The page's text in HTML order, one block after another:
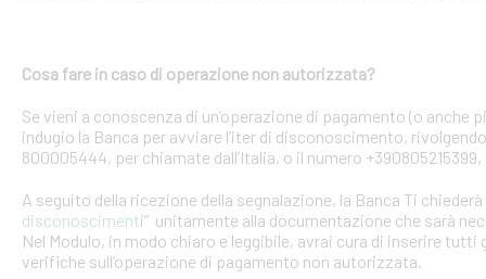
Cosa fare in caso di operazione non autorizzata?
Se vieni a conoscenza di un’operazione di pagamento (o
indugio la Banca per avviare l’iter di disconoscimento,
800005444, per chiamate dall’Italia, o il numero
A seguito della ricezione della segnalazione, la Banca Ti
disconoscimenti” unitamente alla documentazione che sarà
Nel Modulo, in modo chiaro e leggibile, avrai cura di inserire
verifiche sull’operazione di pagamento non autorizzata.